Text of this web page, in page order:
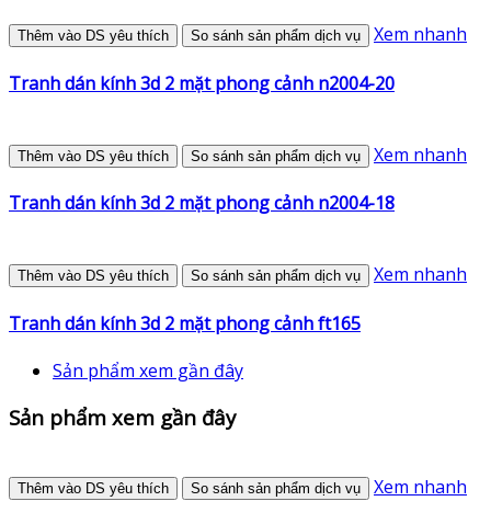
Thêm vào DS yêu thích So sánh sản phẩm dịch vụ Xem nhanh
Tranh dán kính 3d 2 mặt phong cảnh n2004-20
Thêm vào DS yêu thích So sánh sản phẩm dịch vụ Xem nhanh
Tranh dán kính 3d 2 mặt phong cảnh n2004-18
Thêm vào DS yêu thích So sánh sản phẩm dịch vụ Xem nhanh
Tranh dán kính 3d 2 mặt phong cảnh ft165
Sản phẩm xem gần đây
Sản phẩm xem gần đây
Thêm vào DS yêu thích So sánh sản phẩm dịch vụ Xem nhanh